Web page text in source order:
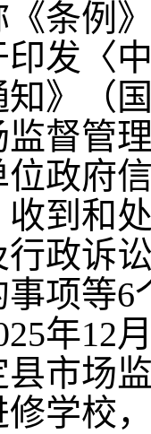
条例
发〈
》（
督管
政府
到和
政诉
项等6
年12
市场
学校